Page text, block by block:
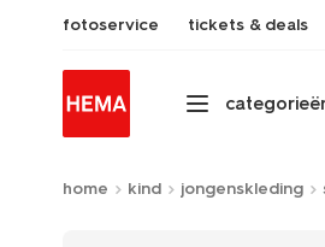
fotoservice tickets & deals
home kind jongenskleding